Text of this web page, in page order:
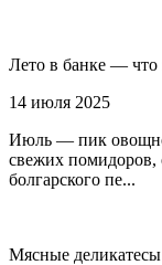
Лето в банке — что
14 июля 2025
Июль — пик
свежих помидоров,
болгарского пе...
Мясные